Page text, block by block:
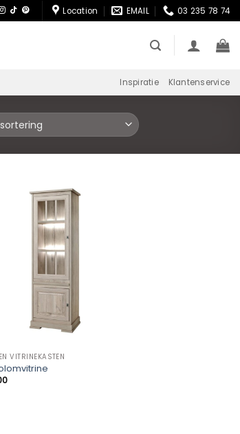
Location EMAIL 03 235 78 74
Inspiratie Klantenservice
VITRINEKASTEN